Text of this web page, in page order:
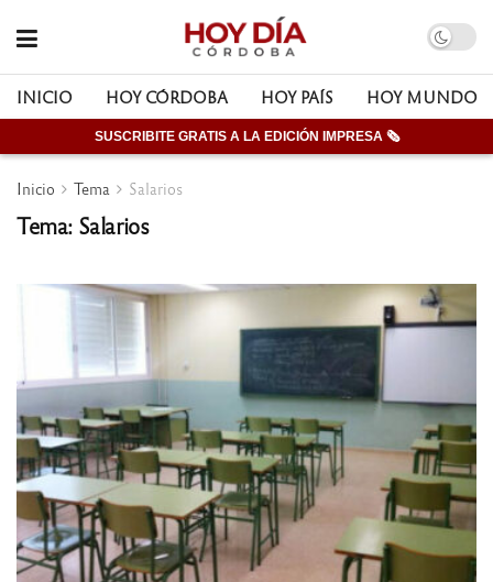
INICIO HOY CÓRDOBA HOY PAÍS HOY MUNDO
SUSCRIBITE GRATIS A LA EDICIÓN IMPRESA 🗞
Inicio Tema Salarios
Tema: Salarios